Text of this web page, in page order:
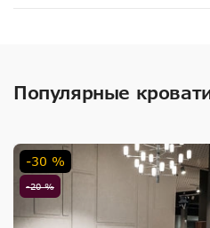
Популярные
-20 %
-30 %